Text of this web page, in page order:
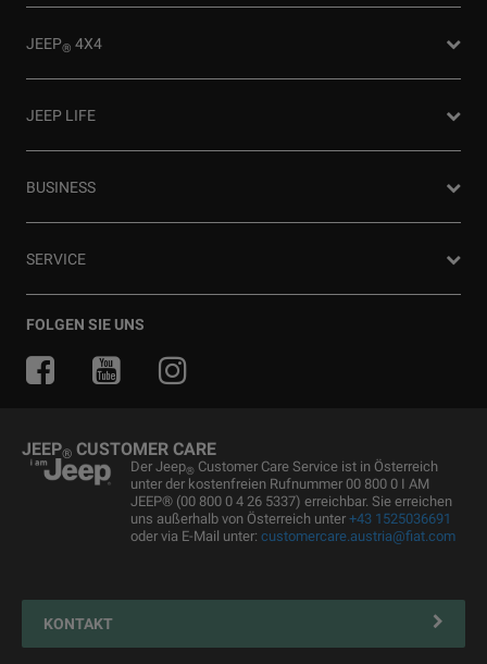
Probefahrt anfragen
JEEP® 4X4
4x4 Experience
JEEP LIFE
80ᵀᴴ Anniversary
Jeep & Juventus
BUSINESS
Business Center
Angebot anfordern
Informiert bleiben
SERVICE
FlexCare
Alle Services
Kundendienst
Servicepartner finden
Reifen
FOLGEN SIE UNS
JEEP® CUSTOMER CARE
Der Jeep® Customer Care Service ist in Österreich
unter der kostenfreien Rufnummer 00 800 0 I AM
JEEP® (00 800 0 4 26 5337) erreichbar. Sie erreichen
uns außerhalb von Österreich unter +43 1525036691
oder via E-Mail unter: customercare.austria@fiat.com
KONTAKT